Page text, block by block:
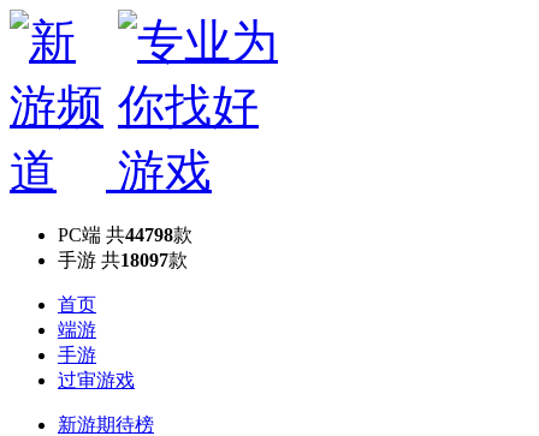
PC端 共44798款
手游 共18097款
首页
端游
手游
过审游戏
新游期待榜